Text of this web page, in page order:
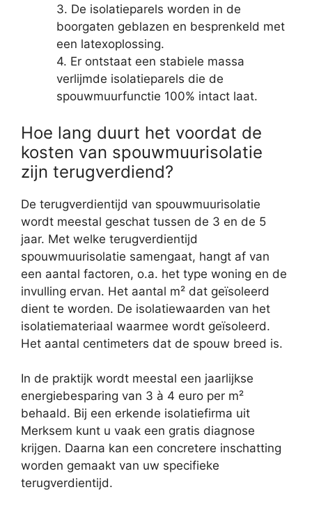
3. De isolatieparels worden in de
boorgaten geblazen en besprenkeld met
een latexoplossing.
4. Er ontstaat een stabiele massa
verlijmde isolatieparels die de
spouwmuurfunctie 100% intact laat.
Hoe lang duurt het voordat de
kosten van spouwmuurisolatie
zijn terugverdiend?
De terugverdientijd van spouwmuurisolatie
wordt meestal geschat tussen de 3 en de 5
jaar. Met welke terugverdientijd
spouwmuurisolatie samengaat, hangt af van
een aantal factoren, o.a. het type woning en de
invulling ervan. Het aantal m² dat geïsoleerd
dient te worden. De isolatiewaarden van het
isolatiemateriaal waarmee wordt geïsoleerd.
Het aantal centimeters dat de spouw breed is.
In de praktijk wordt meestal een jaarlijkse
energiebesparing van 3 à 4 euro per m²
behaald. Bij een erkende isolatiefirma uit
Merksem kunt u vaak een gratis diagnose
krijgen. Daarna kan een concretere inschatting
worden gemaakt van uw specifieke
terugverdientijd.